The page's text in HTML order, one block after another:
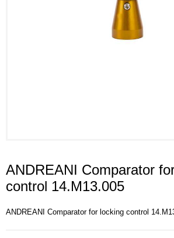
ANDREANI Comparator
control 14.M13.005
ANDREANI Comparator for locking control